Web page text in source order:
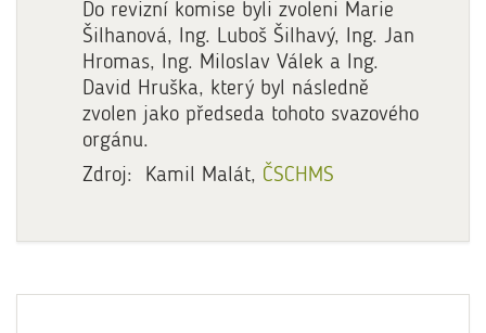
Do revizní komise byli zvoleni Marie
Šilhanová, Ing. Luboš Šilhavý, Ing. Jan
Hromas, Ing. Miloslav Válek a Ing.
David Hruška, který byl následně
zvolen jako předseda tohoto svazového
orgánu.
Zdroj: Kamil Malát, ČSCHMS